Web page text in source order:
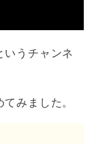
いうチャンネ
みました。